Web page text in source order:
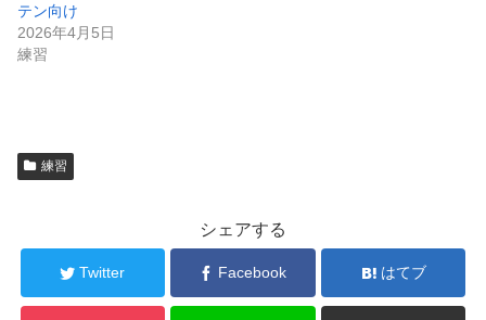
テン向け
2026年4月5日
練習
練習
シェアする
Twitter Facebook はてブ